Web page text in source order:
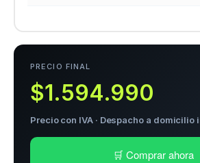
PRECIO FINAL
$1.594.990
Precio con IVA · Despacho a domicilio
🛒 Comprar ahora